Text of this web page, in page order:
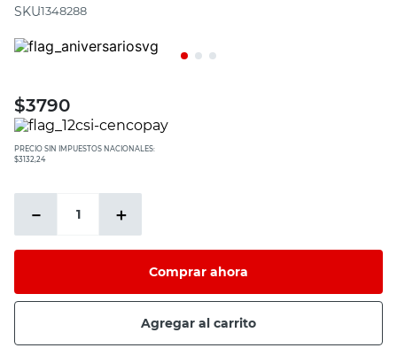
:1348288
$3790
PRECIO SIN IMPUESTOS NACIONALES:
$3132,24
＋
－
Comprar ahora
Agregar al carrito